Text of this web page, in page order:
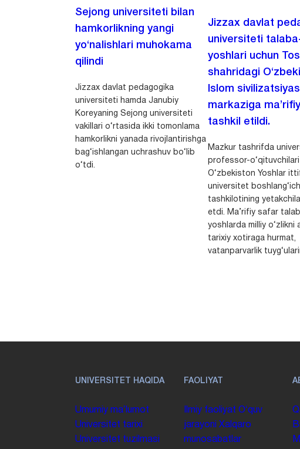
Sejong universiteti bilan
hamkorlikning yangi
yo‘nalishlari muhokama
qilindi
Jizzax davlat pedagogika
universiteti hamda Janubiy
Koreyaning Sejong universiteti
vakillari o‘rtasida ikki tomonlama
hamkorlikni yanada rivojlantirishga
bag‘ishlangan uchrashuv bo‘lib
o‘tdi.
Jizzax davlat
universiteti
yoshlari uchun
shahridagi
Islom
markaziga
tashkil etildi.
Mazkur tashrifda
professor-
O‘zbekiston Yoshlar
universitet boshlang‘ich
tashkilotining
etdi. Ma’rifiy safar
yoshlarda milliy o‘zlikni
tarixiy xotiraga hurmat,
vatanparvarlik
UNIVERSITET HAQIDA
Umumiy maʼlumot
Universitet tarixi
Universitet tuzilmasi
FAOLIYAT
Ilmiy faoliyat Oʻquv
jarayoni Xalqaro
munosabatlar